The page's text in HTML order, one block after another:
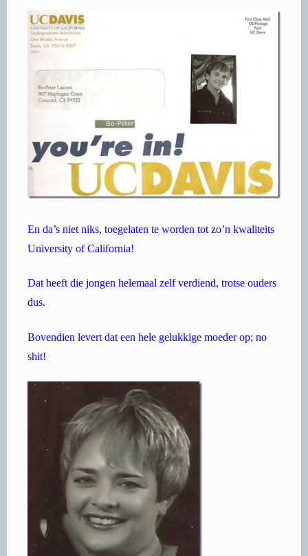
En da’s niet niks, toegelaten te worden tot zo’n kwaliteits
University of California!
Dat heeft die jongen helemaal zelf verdiend, trotse ouders
dus.
Bovendien levert dat een hele gelukkige moeder op; no
shit!